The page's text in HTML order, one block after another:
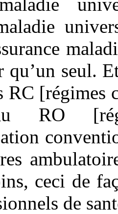
qu’un seul.
RC [régimes
RO
ceci de
de